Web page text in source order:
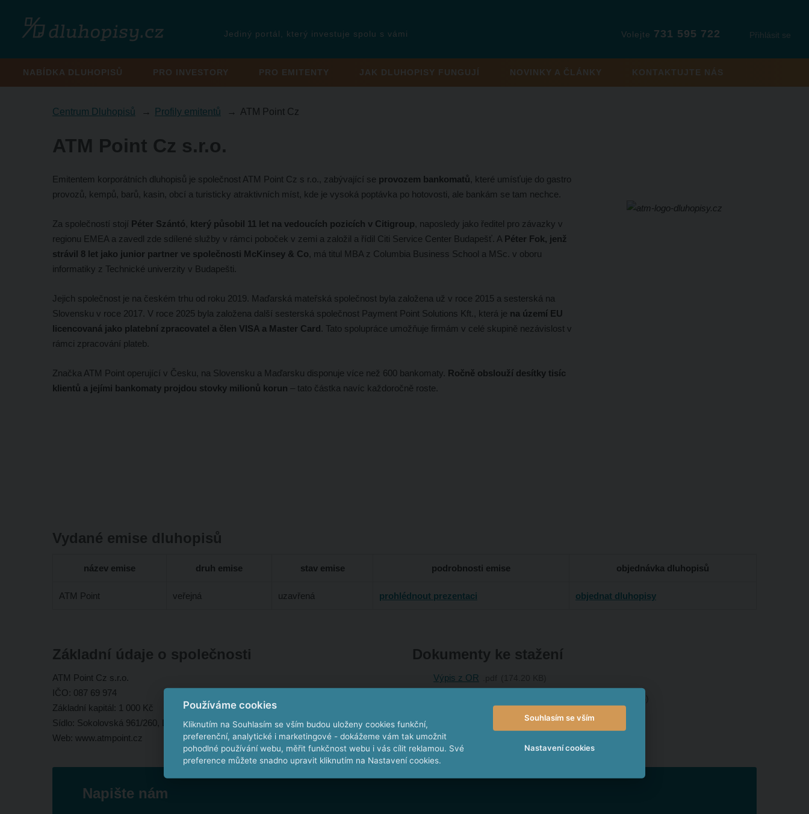
Jediný portál, který investuje spolu s vámi Přihlásit se
Volejte 731 595 722
NABÍDKA DLUHOPISŮ PRO INVESTORY PRO EMITENTY JAK DLUHOPISY FUNGUJÍ NOVINKY A ČLÁNKY KONTAKTUJTE NÁS
Centrum Dluhopisů Profily emitentů ATM Point Cz
ATM Point Cz s.r.o.
Emitentem korporátních dluhopisů je společnost ATM Point Cz s r.o., zabývající se provozem bankomatů, které umísťuje do gastro
provozů, kempů, barů, kasin, obcí a turisticky atraktivních míst, kde je vysoká poptávka po hotovosti, ale bankám se tam nechce.
Za společností stojí Péter Szántó, který působil 11 let na vedoucích pozicích v Citigroup, naposledy jako ředitel pro závazky v
regionu EMEA a zavedl zde sdílené služby v rámci poboček v zemi a založil a řídil Citi Service Center Budapešť. A Péter Fok, jenž
strávil 8 let jako junior partner ve společnosti McKinsey & Co, má titul MBA z Columbia Business School a MSc. v oboru
informatiky z Technické univerzity v Budapešti.
Jejich společnost je na českém trhu od roku 2019. Maďarská mateřská společnost byla založena už v roce 2015 a sesterská na
Slovensku v roce 2017. V roce 2025 byla založena další sesterská společnost Payment Point Solutions Kft., která je na území EU
licencovaná jako platební zpracovatel a člen VISA a Master Card. Tato spolupráce umožňuje firmám v celé skupině nezávislost v
rámci zpracování plateb.
Značka ATM Point operující v Česku, na Slovensku a Maďarsku disponuje více než 600 bankomaty. Ročně obslouží desítky tisíc
klientů a jejími bankomaty projdou stovky milionů korun – tato částka navíc každoročně roste.
Vydané emise dluhopisů
název emise druh emise stav emise podrobnosti emise objednávka dluhopisů
ATM Point veřejná uzavřená prohlédnout prezentaci objednat dluhopisy
Základní údaje o společnosti
ATM Point Cz s.r.o.
IČO: 087 69 974
Základní kapitál: 1 000 Kč
Sídlo: Sokolovská 961/260, Libeň, 190 00 Praha 9
Web: www.atmpoint.cz
Dokumenty ke stažení
Výpis z OR
Napište nám
Používáme cookies
Kliknutím na Souhlasím se vším budou uloženy cookies funkční,
preferenční, analytické i marketingové - dokážeme vám tak umožnit
pohodlné používání webu, měřit funkčnost webu i vás cílit reklamou. Své
preference můžete snadno upravit kliknutím na Nastavení cookies.
Souhlasím se vším
Nastavení cookies